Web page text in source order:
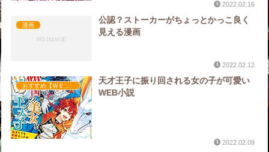
2022.02.16
漫画
公認？ストーカーがちょっとかっこ良く
見える漫画
2022.02.12
おすすめ【ＷＥＢ小説】
天才王子に振り回される女の子が可愛い
WEB小説
2022.02.09